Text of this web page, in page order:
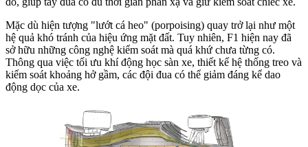
Mặc dù hiện tượng "lướt cá heo" (porpoising) quay trở lại như một
hệ quả khó tránh của hiệu ứng mặt đất. Tuy nhiên, F1 hiện nay đã
sở hữu những công nghệ kiểm soát mà quá khứ chưa từng có.
Thông qua việc tối ưu khí động học sàn xe, thiết kế hệ thống treo và
kiểm soát khoảng hở gầm, các đội đua có thể giảm đáng kể dao
động dọc của xe.